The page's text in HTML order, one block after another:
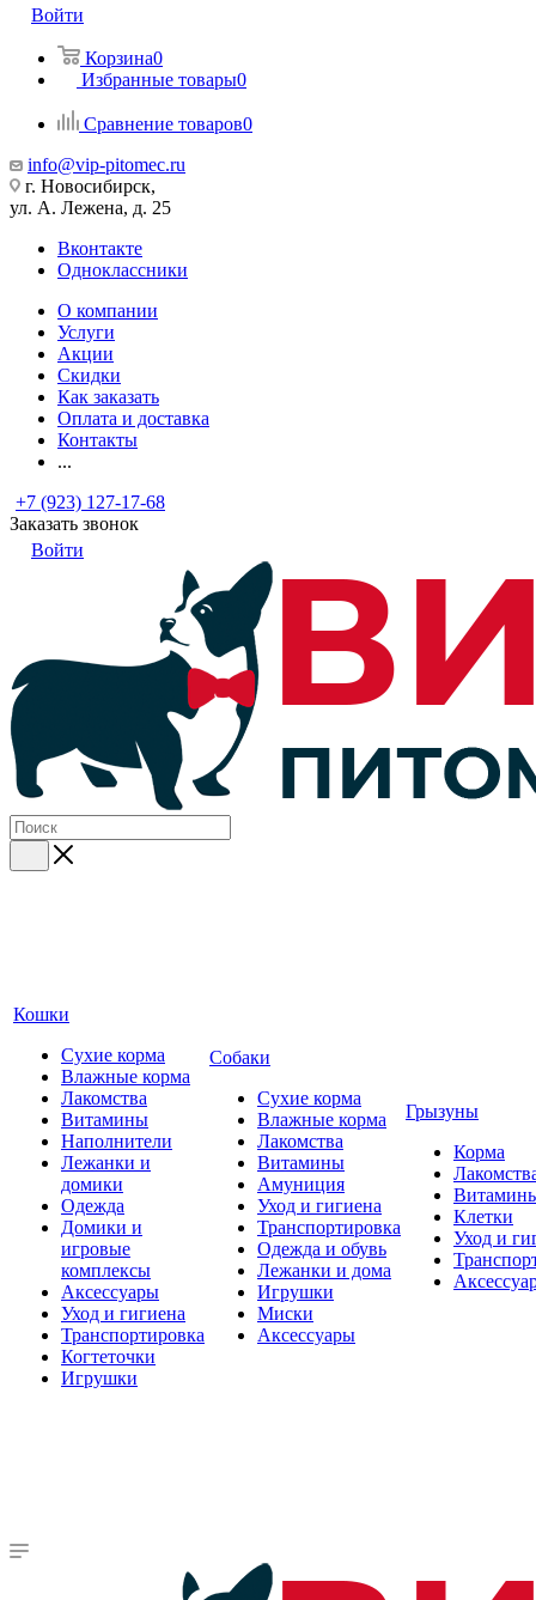
Войти
Корзина0
Избранные товары0
Сравнение товаров0
info@vip-pitomec.ru
г. Новосибирск,
ул. А. Лежена, д. 25
Вконтакте
Одноклассники
О компании
Услуги
Акции
Скидки
Как заказать
Оплата и доставка
Контакты
...
+7 (923) 127-17-68
Заказать звонок
Войти
Кошки
Сухие корма
Влажные корма
Лакомства
Витамины
Наполнители
Лежанки и
домики
Одежда
Домики и
игровые
комплексы
Аксессуары
Уход и гигиена
Транспортировка
Когтеточки
Игрушки
Собаки
Сухие корма
Влажные корма
Лакомства
Витамины
Амуниция
Уход и гигиена
Транспортировка
Одежда и обувь
Лежанки и дома
Игрушки
Миски
Аксессуары
Грызуны
Корма
Клетки
Уход и